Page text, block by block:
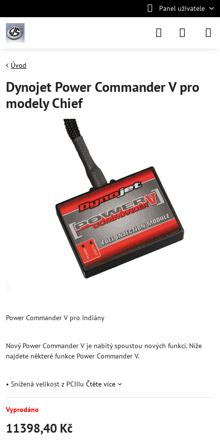
Panel uživatele
Úvod
Dynojet Power Commander V pro
modely Chief
Power Commander V pro Indiány
Nový Power Commander V je nabitý spoustou nových funkcí. Níže
najdete některé funkce Power Commander V.
• Snížená velikost z PCIIIu Čtěte více
Vyprodáno
11398,40 Kč